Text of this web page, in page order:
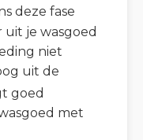
deze fase
je wasgoed
niet
uit de
goed
met